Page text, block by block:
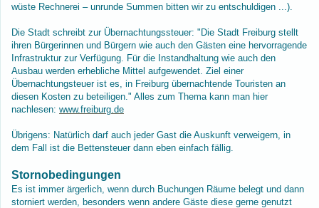
wüste Rechnerei ‒ unrunde Summen bitten wir zu entschuldigen ...).
Die Stadt schreibt zur Übernachtungssteuer: "Die Stadt Freiburg stellt
ihren Bürgerinnen und Bürgern wie auch den Gästen eine hervorragende
Infrastruktur zur Verfügung. Für die Instandhaltung wie auch den
Ausbau werden erhebliche Mittel aufgewendet. Ziel einer
Übernachtungsteuer ist es, in Freiburg übernachtende Touristen an
diesen Kosten zu beteiligen." Alles zum Thema kann man hier
nachlesen: www.freiburg.de
Übrigens: Natürlich darf auch jeder Gast die Auskunft verweigern, in
dem Fall ist die Bettensteuer dann eben einfach fällig.
Stornobedingungen
Es ist immer ärgerlich, wenn durch Buchungen Räume belegt und dann
storniert werden, besonders wenn andere Gäste diese gerne genutzt